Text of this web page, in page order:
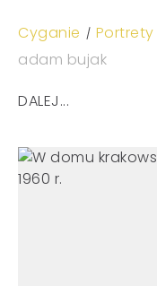
Cyganie Portrety
adam bujak
DALEJ...